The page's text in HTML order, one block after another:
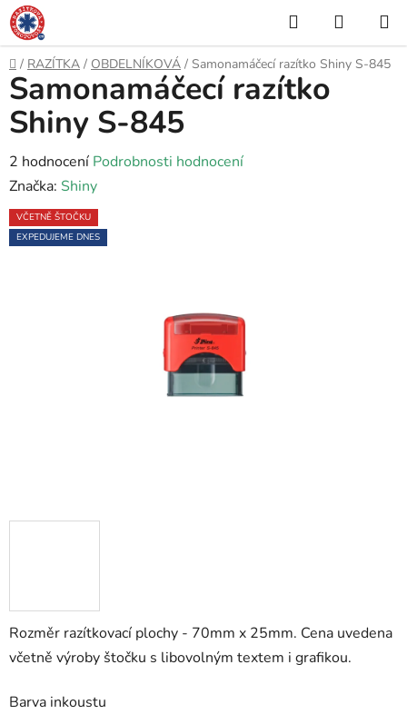
Přejít
na
obsah
Hledat
KOŠÍK
Domů
/ RAZÍTKA / OBDELNÍKOVÁ / Samonamáčecí razítko Shiny S-845
Rozměr razítkovací plochy - 70mm x 25mm. Cena uvedena
včetně výroby štočku s libovolným textem i grafikou.
Barva inkoustu
Samonamáčecí razítko
Shiny S-845
Průměrné
hodnocení
produktu
je
2 hodnocení Podrobnosti hodnocení
Značka: Shiny
VČETNĚ ŠTOČKU
EXPEDUJEME DNES